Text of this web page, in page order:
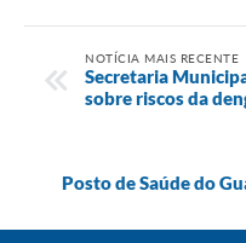
NOTÍCIA MAIS RECENTE
Secretaria
sobre riscos da
Posto de Saúde do